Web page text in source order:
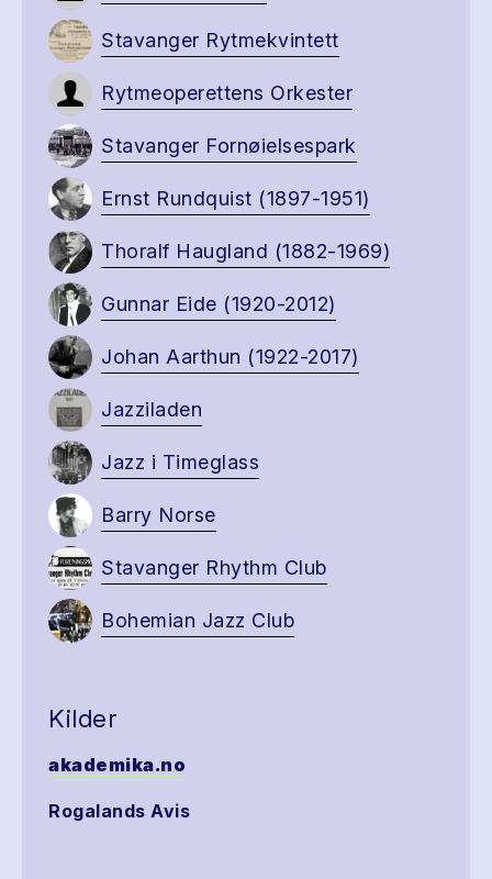
Stavanger Rytmekvintett
Rytmeoperettens Orkester
Stavanger Fornøielsespark
Ernst Rundquist (1897-1951)
Thoralf Haugland (1882-1969)
Gunnar Eide (1920-2012)
Johan Aarthun (1922-2017)
Jazziladen
Jazz i Timeglass
Barry Norse
Stavanger Rhythm Club
Bohemian Jazz Club
Kilder
akademika.no
Rogalands Avis